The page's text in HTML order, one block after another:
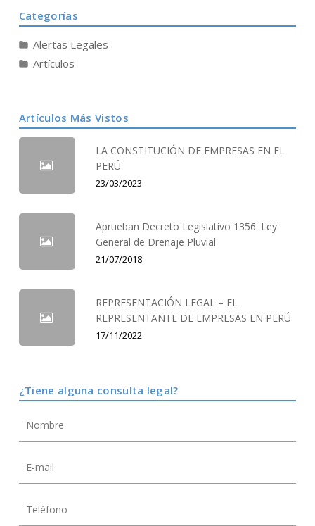
Categorías
Alertas Legales
Artículos
Artículos Más Vistos
LA CONSTITUCIÓN DE EMPRESAS EN EL
PERÚ
23/03/2023
Aprueban Decreto Legislativo 1356: Ley
General de Drenaje Pluvial
21/07/2018
REPRESENTACIÓN LEGAL – EL
REPRESENTANTE DE EMPRESAS EN PERÚ
17/11/2022
¿Tiene alguna consulta legal?